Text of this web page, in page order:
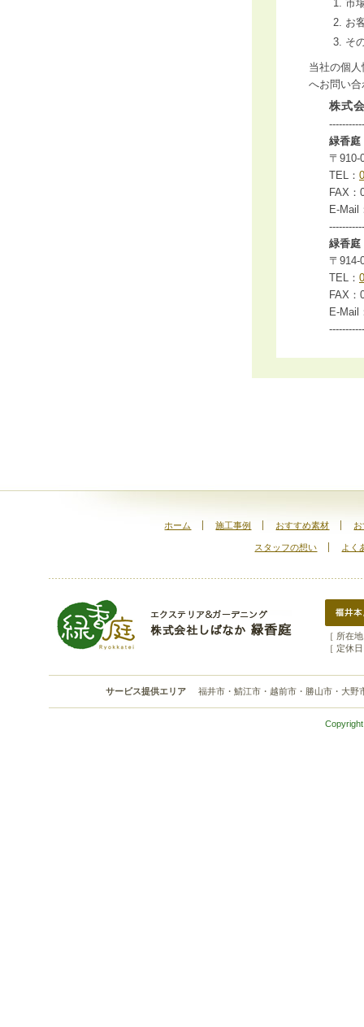
市
お
そ
当社の個
へお問い
株式
緑香庭
〒910-
TEL：
FAX：
E-Mail
緑香庭
〒914-
TEL：
FAX：
E-Mail
ホーム 施工事例 おすすめ素材
スタッフの想い よく
［ 所在
［ 定休
サービス提供エリア 福井市・鯖江市・越前市・勝山市・大